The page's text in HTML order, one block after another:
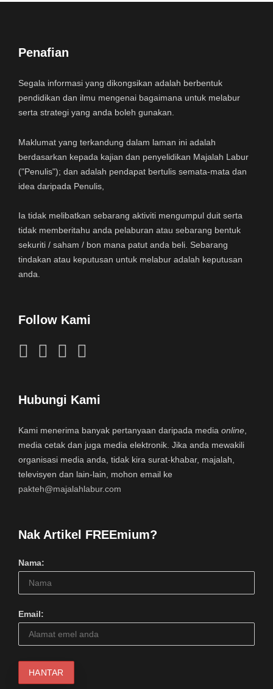
Penafian
Segala informasi yang dikongsikan adalah berbentuk
pendidikan dan ilmu mengenai bagaimana untuk melabur
serta strategi yang anda boleh gunakan.
Maklumat yang terkandung dalam laman ini adalah
berdasarkan kepada kajian dan penyelidikan Majalah Labur
("Penulis"); dan adalah pendapat bertulis semata-mata dan
idea daripada Penulis,
Ia tidak melibatkan sebarang aktiviti mengumpul duit serta
tidak memberitahu anda pelaburan atau sebarang bentuk
sekuriti / saham / bon mana patut anda beli. Sebarang
tindakan atau keputusan untuk melabur adalah keputusan
anda.
Follow Kami
Hubungi Kami
Kami menerima banyak pertanyaan daripada media online
media cetak dan juga media elektronik. Jika anda mewakili
organisasi media anda, tidak kira surat-khabar, majalah,
televisyen dan lain-lain, mohon email ke
pakteh@majalahlabur.com
Nak Artikel FREEmium?
Nama:
Email: